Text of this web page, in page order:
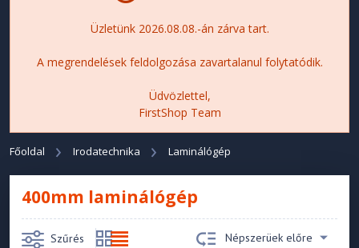
Üzletünk 2026.08.08.-án zárva tart.
A megrendelések feldolgozása zavartalanul folytatódik.
Üdvözlettel,
FirstShop Team
Főoldal Irodatechnika Laminálógép
400mm laminálógép
Szűrés Népszerüek előre